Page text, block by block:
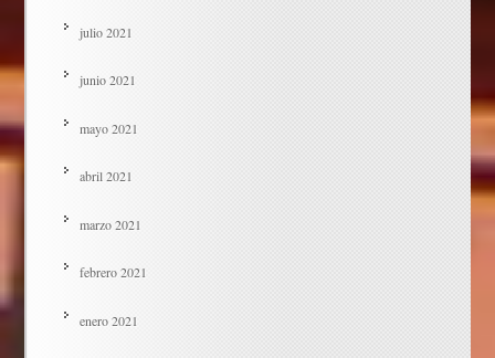
julio 2021
junio 2021
mayo 2021
abril 2021
marzo 2021
febrero 2021
enero 2021